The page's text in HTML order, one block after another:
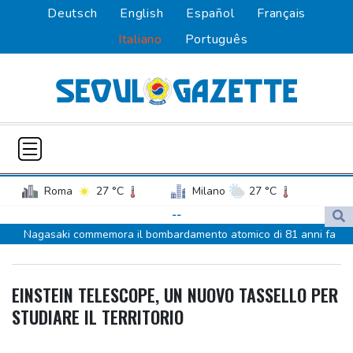
Deutsch English Español
Français
Italiano
Português
Roma 27 °C Milano
27 °C
Napoli
28 °C
--
Nagasaki commemora il bombardamento atomico di 81 anni fa
Ankara, 'Egitto potrebbe essere il prossimo ad aderire al Patto
della Mecca'
EINSTEIN TELESCOPE, UN NUOVO TASSELLO PER
STUDIARE IL TERRITORIO